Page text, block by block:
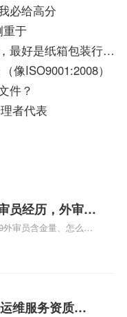
必给高分
重于
说有ISO9001:2008版得体系资料，最好是纸箱包装行业的.... 感激不尽！
像ISO9001:2008）
件？
者代表
员经历，外审员
审员含金量、怎么才
的外审员、我
维服务资质二